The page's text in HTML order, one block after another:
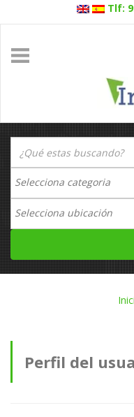
Tlf:
Perfil del